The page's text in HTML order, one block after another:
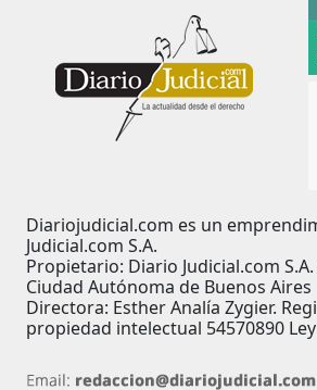
Diariojudicial.com es un
Judicial.com S.A.
Propietario: Diario Judicial.com
Ciudad Autónoma de Buenos Aires
Directora: Esther Analía Zygier.
propiedad intelectual 54570890